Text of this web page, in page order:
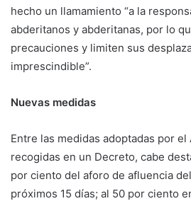
hecho un llamamiento “a la
abderitanos y abderitanas, por lo
precauciones y limiten sus
imprescindible”.
Nuevas medidas
Entre las medidas adoptadas por
recogidas en un Decreto, cabe
por ciento del aforo de afluencia
próximos 15 días; al 50 por ciento